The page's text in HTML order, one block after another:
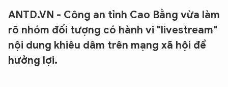
ANTD.VN - Công an tỉnh Cao Bằng vừa làm
rõ nhóm đối tượng có hành vi "livestream"
nội dung khiêu dâm trên mạng xã hội để
hưởng lợi.